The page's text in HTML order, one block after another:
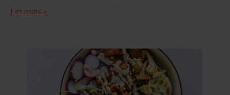
Ler mais >